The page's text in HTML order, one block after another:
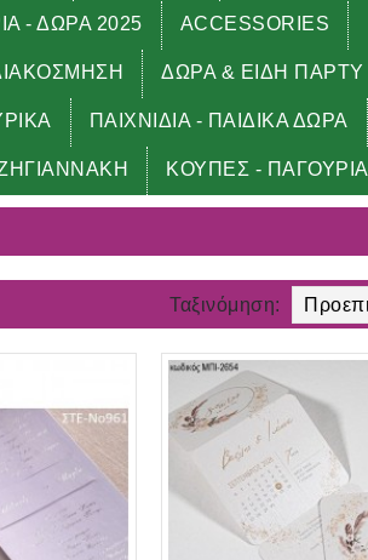
- ΔΩΡΑ 2025 ACCESSORIES
ΔΩΡΑ & ΕΙΔΗ ΠΑΡΤΥ
ΠΑΙΧΝΙΔΙΑ - ΠΑΙΔΙΚΑ ΔΩΡΑ
ΚΟΥΠΕΣ - ΠΑΓΟΥΡΙΑ
Ταξινόμηση: